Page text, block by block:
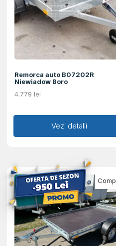
Remorca auto B07202R
Niewiadow Boro
4.779 lei
Adaugă în coș
Vezi detalii